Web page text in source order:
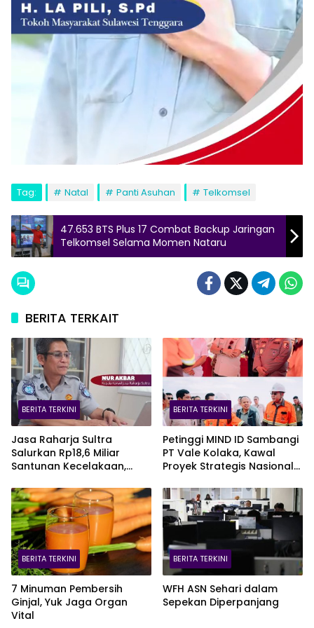
Tag: Natal Panti Asuhan Telkomsel
47.653 BTS Plus 17 Combat Backup Jaringan
Telkomsel Selama Momen Nataru
BERITA TERKAIT
BERITA TERKINI
Jasa Raharja Sultra
Salurkan Rp18,6 Miliar
Santunan Kecelakaan,
Terbanyak
BERITA TERKINI
Petinggi MIND ID Sambangi
PT Vale Kolaka, Kawal
Proyek Strategis Nasional
BERITA TERKINI
7 Minuman Pembersih
Ginjal, Yuk Jaga Organ
Vital
BERITA TERKINI
WFH ASN Sehari dalam
Sepekan Diperpanjang